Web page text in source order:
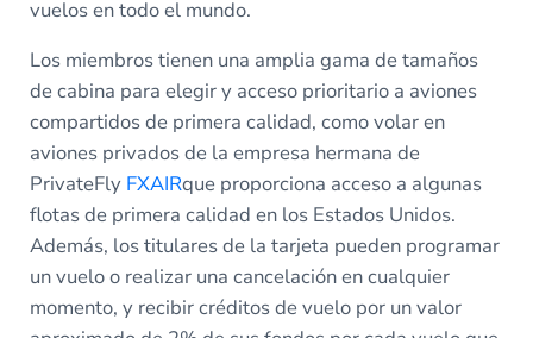
vuelos en todo el mundo.
Los miembros tienen una amplia gama de tamaños
de cabina para elegir y acceso prioritario a aviones
compartidos de primera calidad, como volar en
aviones privados de la empresa hermana de
PrivateFly FXAIRque proporciona acceso a algunas
flotas de primera calidad en los Estados Unidos.
Además, los titulares de la tarjeta pueden programar
un vuelo o realizar una cancelación en cualquier
momento, y recibir créditos de vuelo por un valor